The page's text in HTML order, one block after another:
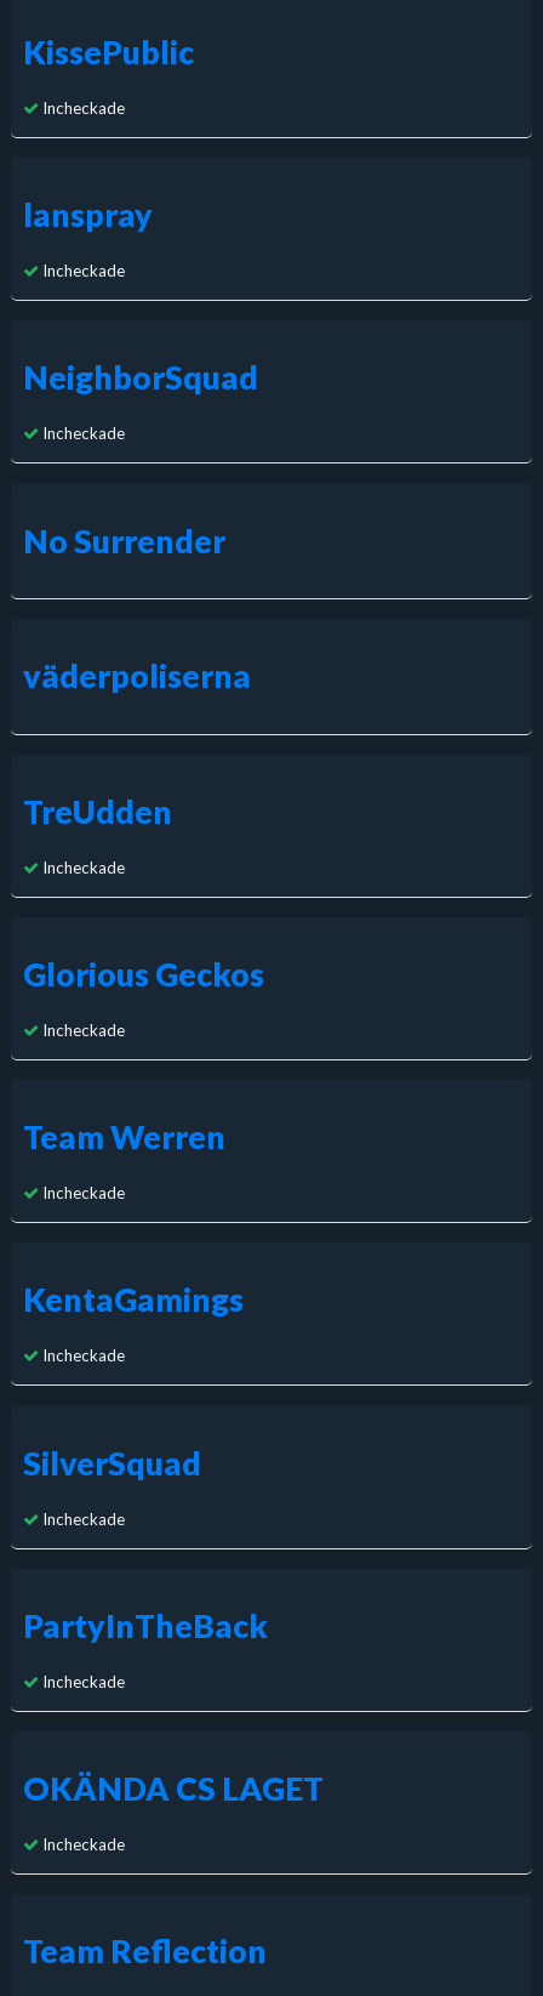
KissePublic
Incheckade
lanspray
Incheckade
NeighborSquad
Incheckade
No Surrender
väderpoliserna
TreUdden
Incheckade
Glorious Geckos
Incheckade
Team Werren
Incheckade
KentaGamings
Incheckade
SilverSquad
Incheckade
PartyInTheBack
Incheckade
OKÄNDA CS LAGET
Incheckade
Team Reflection